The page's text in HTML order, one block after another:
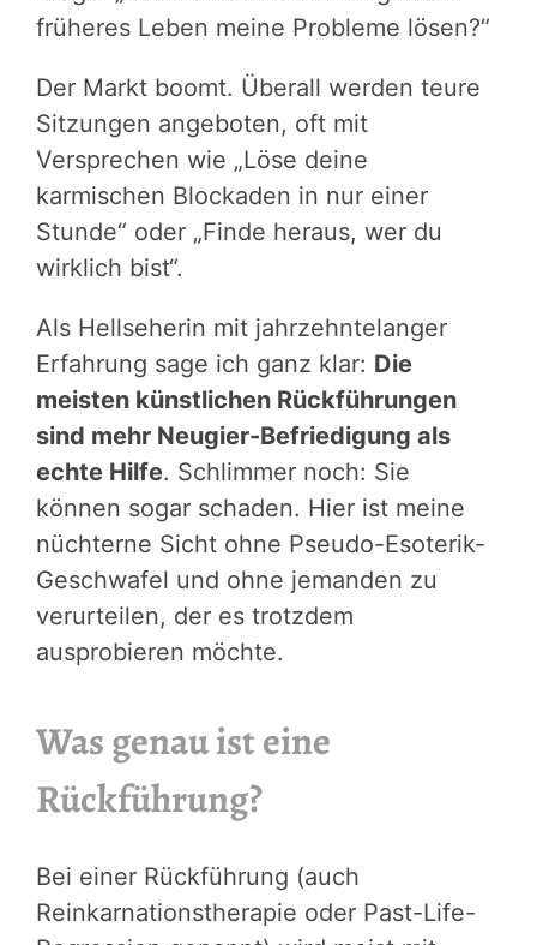
früheres Leben meine Probleme lösen?“
Der Markt boomt. Überall werden teure
Sitzungen angeboten, oft mit
Versprechen wie „Löse deine
karmischen Blockaden in nur einer
Stunde“ oder „Finde heraus, wer du
wirklich bist“.
Als Hellseherin mit jahrzehntelanger
Erfahrung sage ich ganz klar: Die
meisten künstlichen Rückführungen
sind mehr Neugier-Befriedigung als
echte Hilfe. Schlimmer noch: Sie
können sogar schaden. Hier ist meine
nüchterne Sicht ohne Pseudo-Esoterik-
Geschwafel und ohne jemanden zu
verurteilen, der es trotzdem
ausprobieren möchte.
Was genau ist eine
Rückführung?
Bei einer Rückführung (auch
Reinkarnationstherapie oder Past-Life-